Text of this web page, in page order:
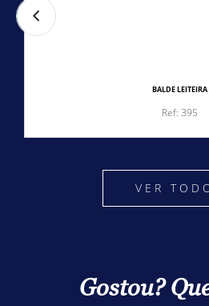
BALDE LEITEIRA
Ref: 395
VER
Gostou?